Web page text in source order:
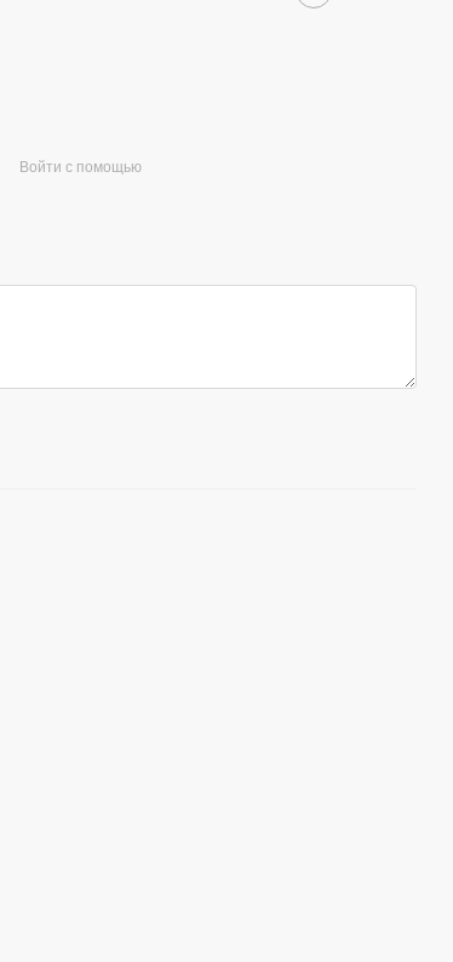
Войти с помощью